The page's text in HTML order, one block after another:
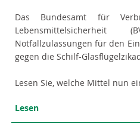
Das Bundesamt für
Notfallzulassungen für den
gegen die Schilf-
Lesen Sie, welche Mittel nun
Lesen